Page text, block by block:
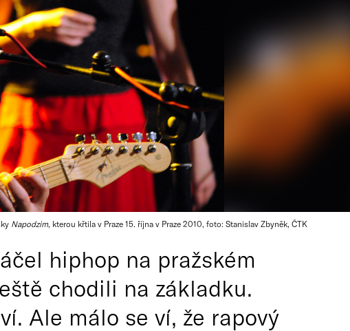
Napodzim, kterou křtila v Praze 15. října v Praze 2010, foto: Stanislav Zbyněk, ČTK
hiphop na pražském
chodili na základku.
Ale málo se ví, že rapový